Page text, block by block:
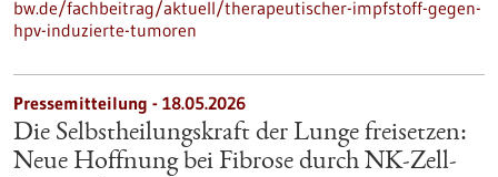
bw.de/fachbeitrag/aktuell/therapeutischer-impfstoff-gegen-
hpv-induzierte-tumoren
Pressemitteilung - 18.05.2026
Die Selbstheilungskraft der Lunge freisetzen:
Neue Hoffnung bei Fibrose durch NK-Zell-